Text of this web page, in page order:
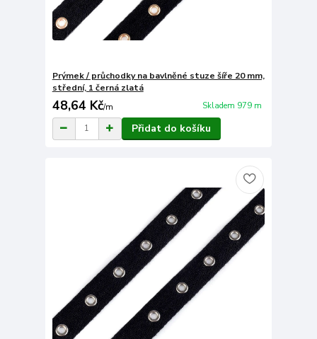
Prýmek / průchodky na bavlněné stuze šíře 20 mm,
střední, 1 černá zlatá
48,64 Kč/m Skladem 979 m
Přidat do košíku